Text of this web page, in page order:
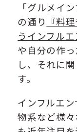
「グルメイ
の通り 『料
うインフルエ
や自分の作
し、それに
す。
インフルエ
物系など様